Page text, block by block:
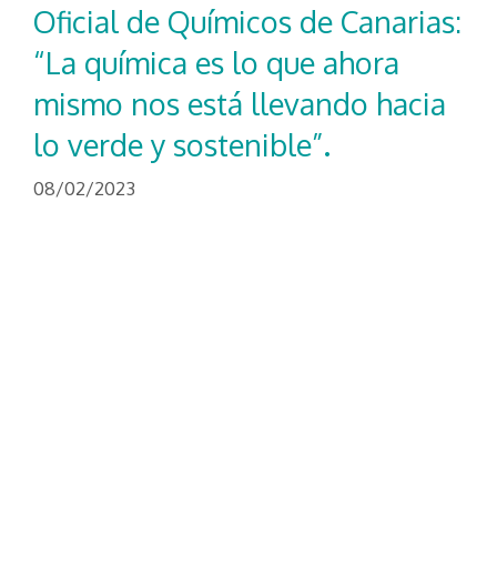
Oficial de Químicos de Canarias:
“La química es lo que ahora
mismo nos está llevando hacia
lo verde y sostenible”.
08/02/2023